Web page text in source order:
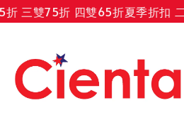
雙75折 四雙65折夏季折扣 二